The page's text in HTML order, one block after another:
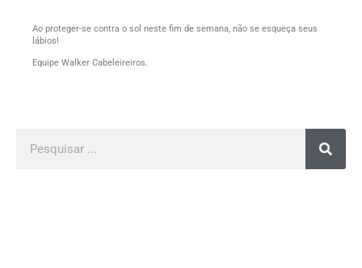
Ao proteger-se contra o sol neste fim de semana, não se esqueça seus
lábios!
Equipe Walker Cabeleireiros.